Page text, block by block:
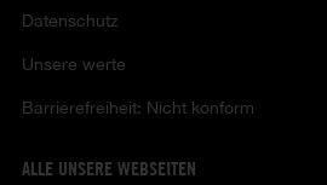
Datenschutz
Unsere werte
Barrierefreiheit: Nicht konform
ALLE UNSERE WEBSEITEN